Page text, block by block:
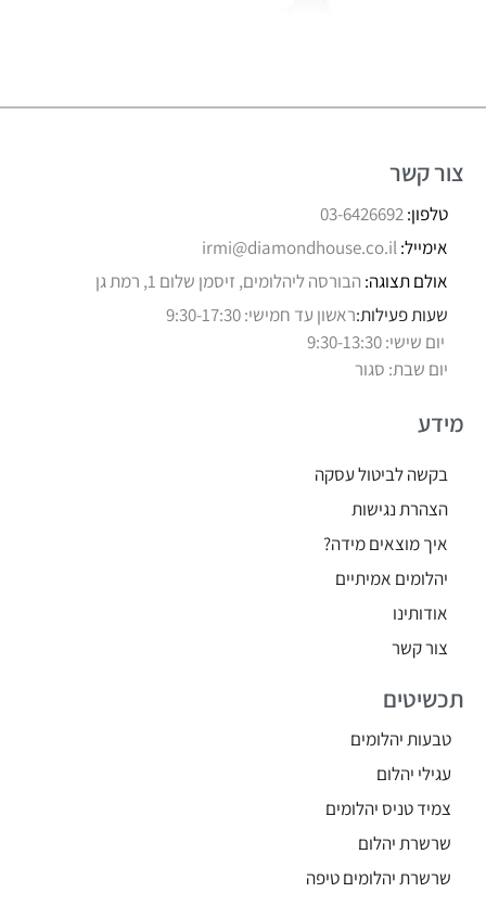
צור קשר
טלפון:03-6426692
אימייל:irmi@diamondhouse.co.il
אולם תצוגה: הבורסה ליהלומים, זיסמן שלום 1, רמת גן
שעות פעילות:ראשון עד חמישי: 9:30-17:30
יום שישי: 9:30-13:30
יום שבת: סגור
מידע
בקשה לביטול עסקה
הצהרת נגישות
איך מוצאים מידה?
יהלומים אמיתיים
אודותינו
צור קשר
תכשיטים
טבעות יהלומים
עגילי יהלום
צמיד טניס יהלומים
שרשרת יהלום
שרשרת יהלומים טיפה